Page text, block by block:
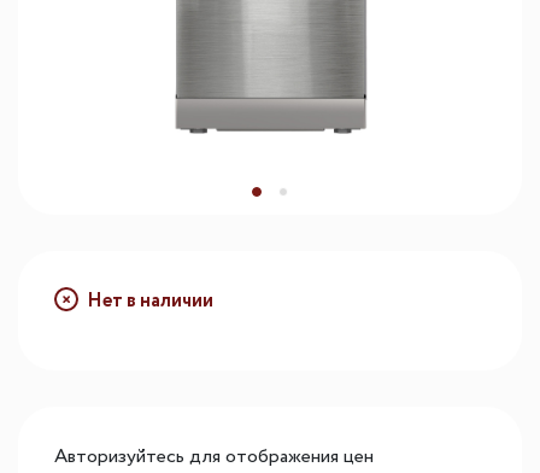
Нет в наличии
Авторизуйтесь для отображения цен